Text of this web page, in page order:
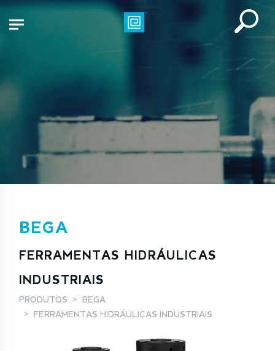
BEGA
FERRAMENTAS HIDRÁULICAS
INDUSTRIAIS
PRODUTOS
BEGA
FERRAMENTAS HIDRÁULICAS INDUSTRIAIS